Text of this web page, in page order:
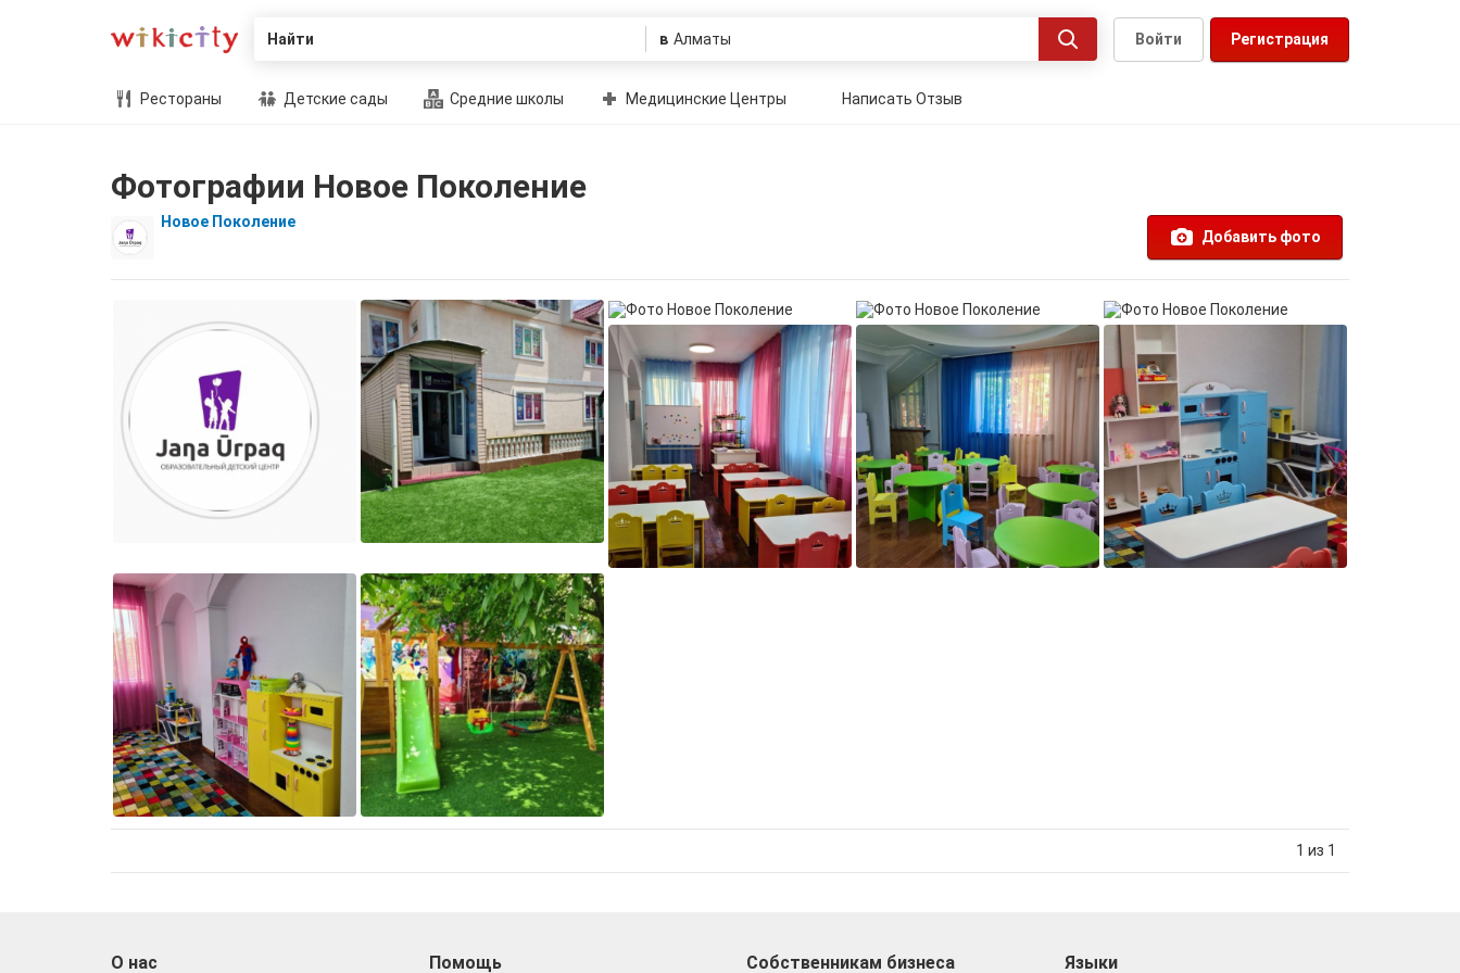
Найти в Регистрация
Войти
Рестораны Детские сады Средние школы Медицинские Центры Написать Отзыв
Фотографии Новое Поколение
Новое Поколение
Добавить фото
1 из 1
О нас Помощь Собственникам бизнеса Языки